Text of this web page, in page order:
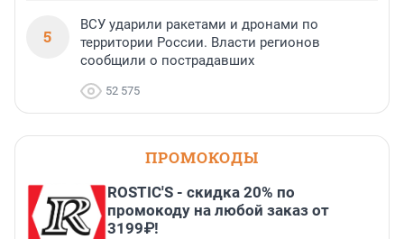
5
ВСУ ударили ракетами и дронами по
территории России. Власти регионов
сообщили о пострадавших
52 575
ПРОМОКОДЫ
ROSTIC'S - скидка 20% по
промокоду на любой заказ от
3199₽!